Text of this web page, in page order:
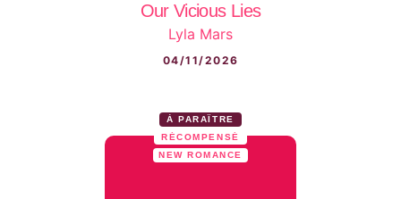
Our Vicious Lies
Lyla Mars
04/11/2026
À PARAÎTRE
RÉCOMPENSÉ
NEW ROMANCE